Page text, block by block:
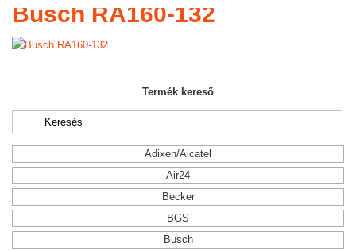
Busch RA160-132
Termék kereső
Adixen/Alcatel
Air24
Becker
BGS
Busch